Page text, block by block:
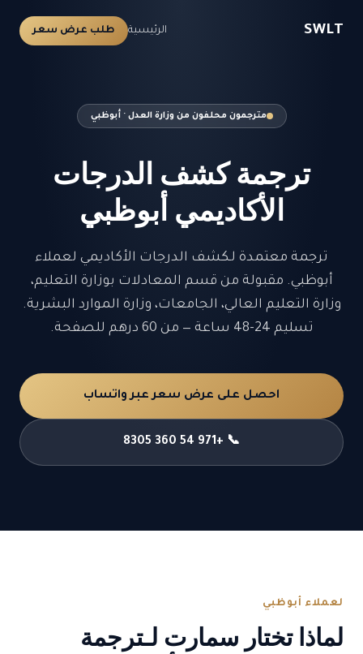
SWLT الرئيسية طلب عرض سعر
مترجمون محلفون من وزارة العدل · أبوظبي
ترجمة كشف الدرجات
الأكاديمي أبوظبي
ترجمة معتمدة لـكشف الدرجات الأكاديمي لعملاء
أبوظبي. مقبولة من قسم المعادلات بوزارة التعليم،
وزارة التعليم العالي، الجامعات، وزارة الموارد البشرية.
تسليم 24-48 ساعة — من 60 درهم للصفحة.
احصل على عرض سعر عبر واتساب
📞 +971 54 360 8305
لعملاء أبوظبي
لماذا تختار سمارت لـترجمة